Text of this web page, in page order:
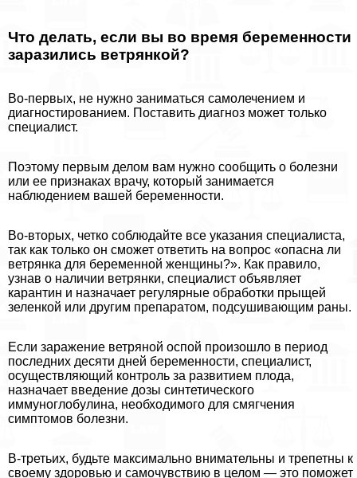
Что делать, если вы во время беременности
заразились ветрянкой?
Во-первых, не нужно заниматься самолечением и
диагностированием. Поставить диагноз может только
специалист.
Поэтому первым делом вам нужно сообщить о болезни
или ее признаках врачу, который занимается
наблюдением вашей беременности.
Во-вторых, четко соблюдайте все указания специалиста,
так как только он сможет ответить на вопрос «опасна ли
ветрянка для беременной женщины?». Как правило,
узнав о наличии ветрянки, специалист объявляет
карантин и назначает регулярные обработки прыщей
зеленкой или другим препаратом, подсушивающим раны.
Если заражение ветряной оспой произошло в период
последних десяти дней беременности, специалист,
осуществляющий контроль за развитием плода,
назначает введение дозы синтетического
иммуноглобулина, необходимого для смягчения
симптомов болезни.
В-третьих, будьте максимально внимательны и трепетны к
своему здоровью и самочувствию в целом — это поможет